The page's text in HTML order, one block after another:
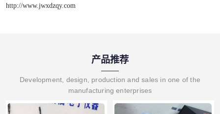
http://www.jwxdzqy.com
产品推荐
Development, design, production and sales in one of the
manufacturing enterprises